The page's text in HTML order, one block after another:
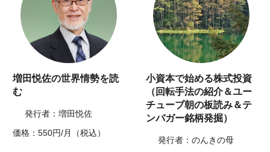
増田悦佐の世界情勢を読
む
発行者：増田悦佐
価格：550円/月（税込）
小資本で始める株式投資
（回転手法の紹介＆ユー
チューブ朝の板読み＆テ
ンバガー銘柄発掘）
発行者：のんきの母